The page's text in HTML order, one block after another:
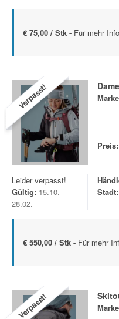
€ 75,00 / Stk - Für mehr
Verpasst!
Preis:
Leider verpasst!
Gültig: 15.10. -
28.02.
Stadt:
€ 550,00 / Stk - Für mehr
Verpasst!